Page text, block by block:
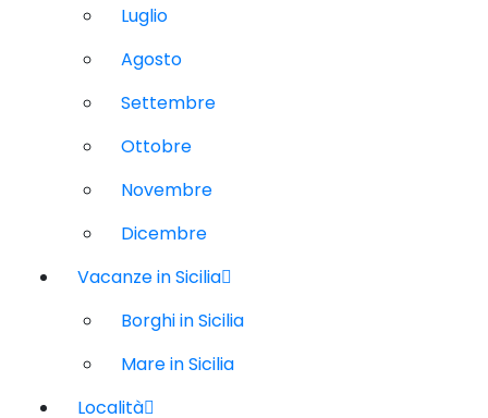
Luglio
Agosto
Settembre
Ottobre
Novembre
Dicembre
Vacanze in Sicilia
Borghi in Sicilia
Mare in Sicilia
Località